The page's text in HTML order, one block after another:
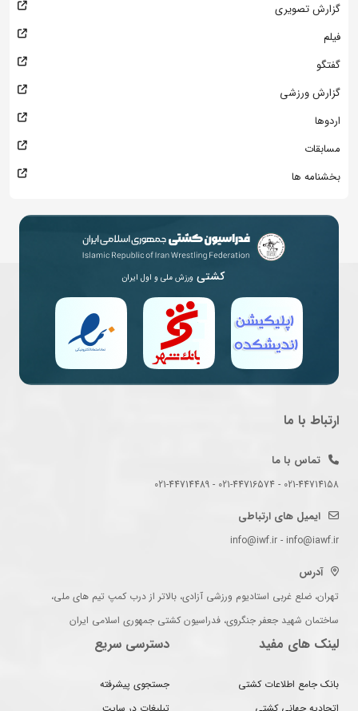
گزارش تصویری
فیلم
گفتگو
گزارش ورزشی
اردوها
مسابقات
بخشنامه ها
کشتی ورزش ملی و اول ایران
ارتباط با ما
تماس با ما
021-44714158 - 021-44716574 - 021-44714489
ایمیل های ارتباطی
info@iwf.ir - info@iawf.ir
آدرس
تهران، ضلع غربی استادیوم ورزشی آزادی، بالاتر از درب کمپ تیم های ملی،
ساختمان شهید جعفر جنگروی، فدراسیون کشتی جمهوری اسلامی ایران
لینک های مفید
بانک جامع اطلاعات کشتی
دسترسی سریع
جستجوی پیشرفته